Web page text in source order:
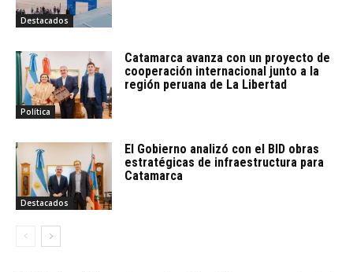
Destacados
Política
Catamarca avanza con un proyecto de
cooperación internacional junto a la
región peruana de La Libertad
Destacados
El Gobierno analizó con el BID obras
estratégicas de infraestructura para
Catamarca